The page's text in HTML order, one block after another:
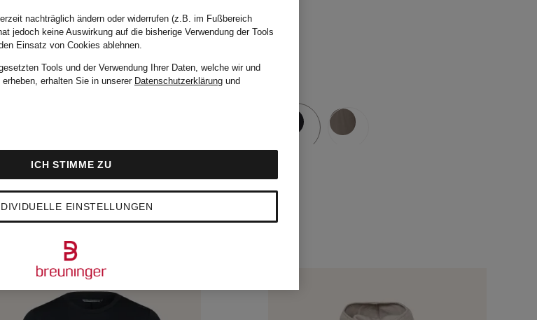
nachträglich ändern oder widerrufen (z.B. im Fußbereich
jedoch keine Auswirkung auf die bisherige Verwendung der Tools
Einsatz von Cookies ablehnen.
Tools und der Verwendung Ihrer Daten, welche wir und
erhalten Sie in unserer Datenschutzerklärung und
EINSTELLUNGEN
ICH STIMME ZU